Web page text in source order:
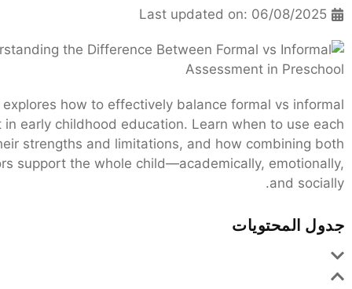
Last updated on: 06/08/2025
how to effectively balance formal vs informal
in early childhood education. Learn when to use each
strengths and limitations, and how combining both
support the whole child—academically, emotionally,
and socially.
جدول المحتويات